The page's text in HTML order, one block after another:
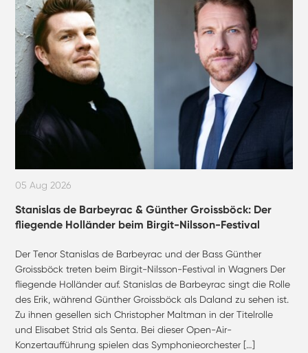
05 Aug 2026
Stanislas de Barbeyrac & Günther Groissböck: Der
fliegende Holländer beim Birgit-Nilsson-Festival
Der Tenor Stanislas de Barbeyrac und der Bass Günther
Groissböck treten beim Birgit-Nilsson-Festival in Wagners Der
fliegende Holländer auf. Stanislas de Barbeyrac singt die Rolle
des Erik, während Günther Groissböck als Daland zu sehen ist.
Zu ihnen gesellen sich Christopher Maltman in der Titelrolle
und Elisabet Strid als Senta. Bei dieser Open-Air-
Konzertaufführung spielen das Symphonieorchester […]